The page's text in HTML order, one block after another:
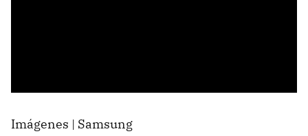
Imágenes | Samsung